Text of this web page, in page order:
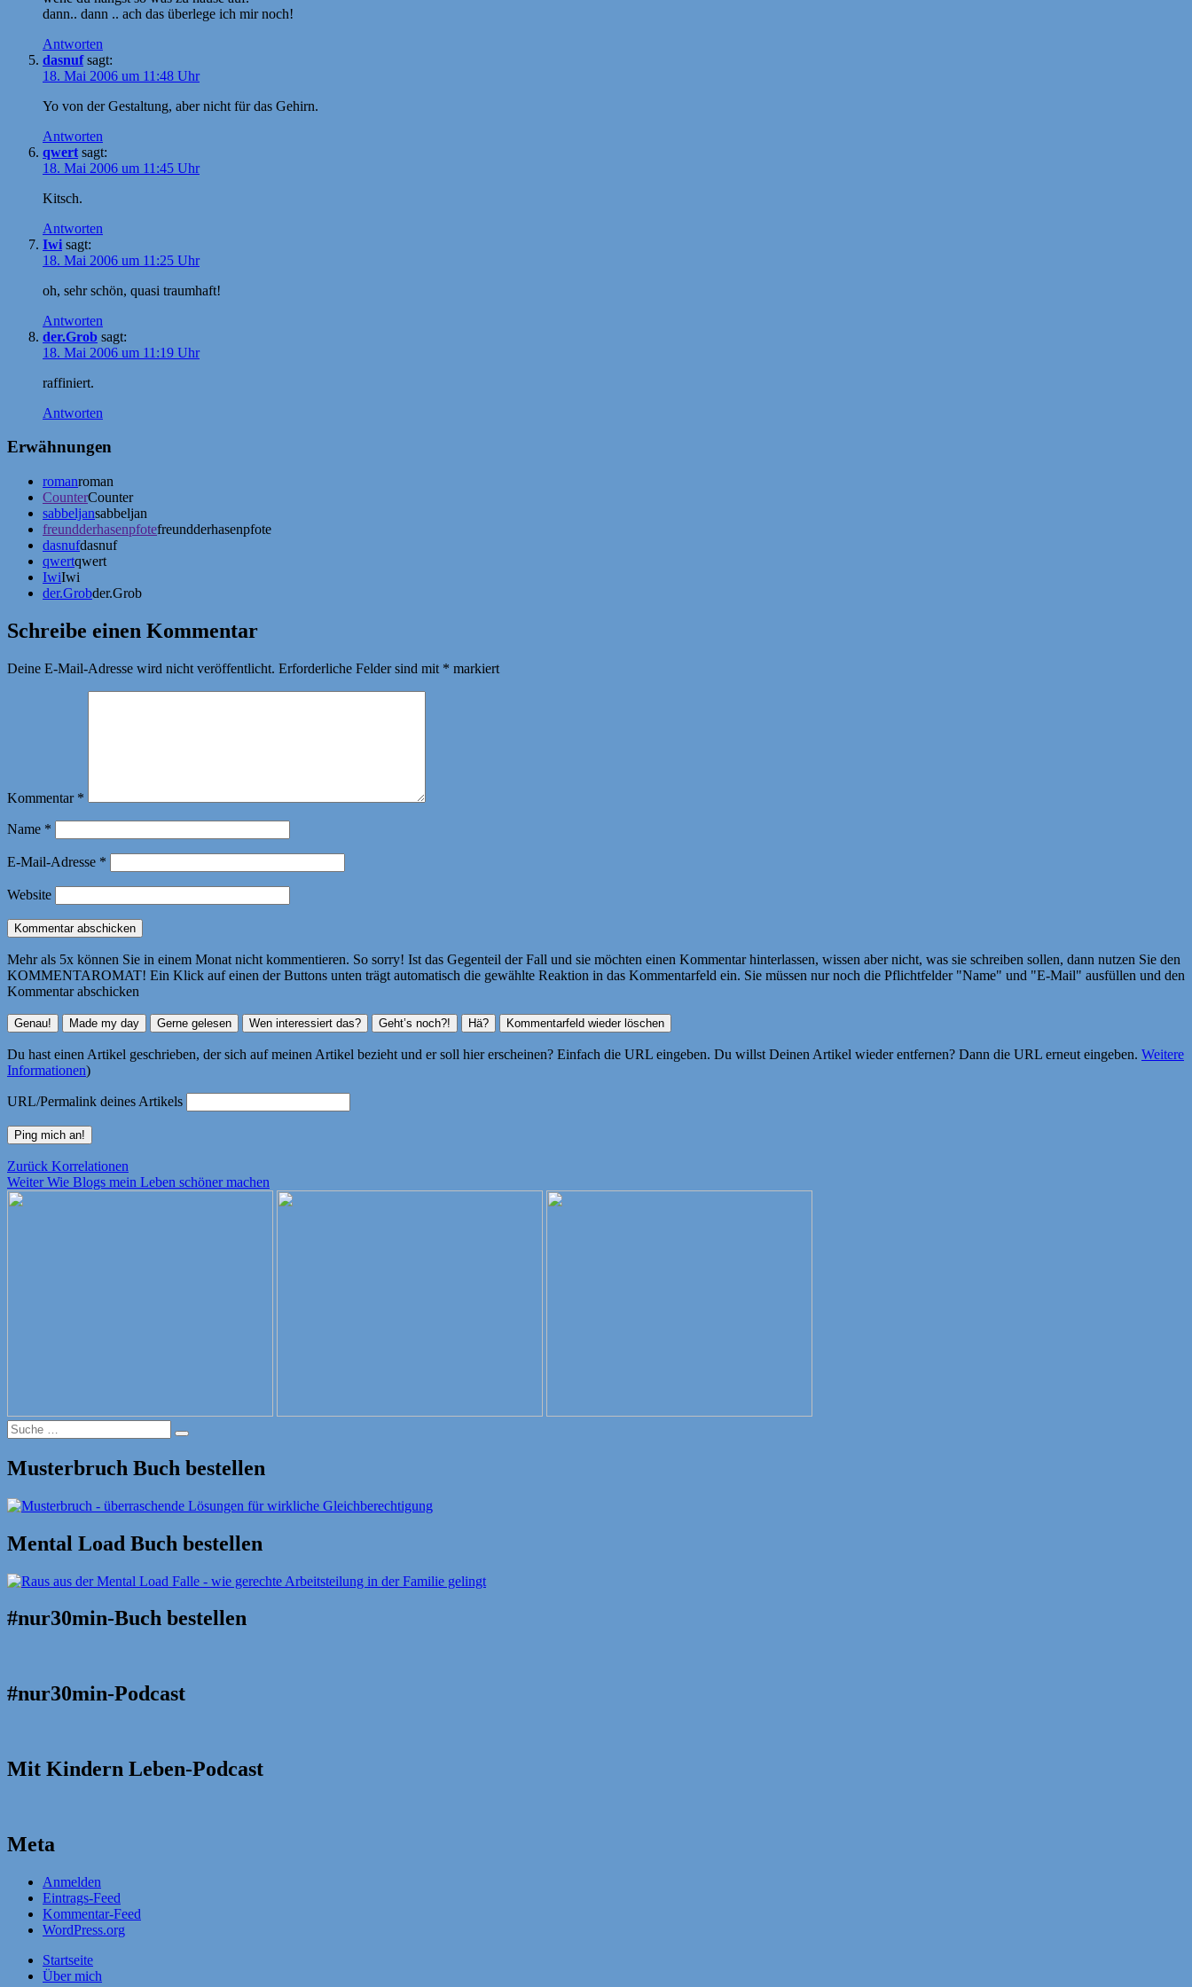
dann.. dann .. ach das überlege ich mir noch!
Antworten
dasnuf sagt:
18. Mai 2006 um 11:48 Uhr
Yo von der Gestaltung, aber nicht für das Gehirn.
Antworten
qwert sagt:
18. Mai 2006 um 11:45 Uhr
Kitsch.
Antworten
Iwi sagt:
18. Mai 2006 um 11:25 Uhr
oh, sehr schön, quasi traumhaft!
Antworten
der.Grob sagt:
18. Mai 2006 um 11:19 Uhr
raffiniert.
Antworten
Erwähnungen
romanroman
CounterCounter
sabbeljansabbeljan
freundderhasenpfotefreundderhasenpfote
dasnufdasnuf
qwertqwert
IwiIwi
der.Grobder.Grob
Schreibe einen Kommentar
Deine E-Mail-Adresse wird nicht veröffentlicht. Erforderliche Felder sind mit * markiert
Kommentar *
Name *
E-Mail-Adresse *
Website
Mehr als 5x können Sie in einem Monat nicht kommentieren. So sorry! Ist das Gegenteil der Fall und sie möchten einen Kommentar hinterlassen, wissen aber nicht, was sie schreiben sollen, dann nutzen Sie den
KOMMENTAROMAT! Ein Klick auf einen der Buttons unten trägt automatisch die gewählte Reaktion in das Kommentarfeld ein. Sie müssen nur noch die Pflichtfelder "Name" und "E-Mail" ausfüllen und den
Kommentar abschicken
Du hast einen Artikel geschrieben, der sich auf meinen Artikel bezieht und er soll hier erscheinen? Einfach die URL eingeben. Du willst Deinen Artikel wieder entfernen? Dann die URL erneut eingeben. Weitere
Informationen)
URL/Permalink deines Artikels
Beitragsnavigation
Zurück Vorheriger
Beitrag:
Korrelationen
Weiter Nächster
Wie Blogs mein Leben schöner machen
Suche
nach:
Suche
Musterbruch Buch bestellen
Mental Load Buch bestellen
#nur30min-Buch bestellen
#nur30min-Podcast
Mit Kindern Leben-Podcast
Meta
Anmelden
Eintrags-Feed
Kommentar-Feed
WordPress.org
Startseite
Über mich